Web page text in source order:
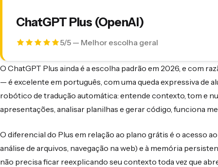
ChatGPT Plus (OpenAI)
5/5 — Melhor escolha geral
O ChatGPT Plus ainda é a escolha padrão em 2026, e com
— é excelente em português, com uma queda expressiva de
robótico de tradução automática: entende contexto, tom e
apresentações, analisar planilhas e gerar código, funciona
O diferencial do Plus em relação ao plano grátis é o acesso
análise de arquivos, navegação na web) e à memória
não precisa ficar reexplicando seu contexto toda vez que